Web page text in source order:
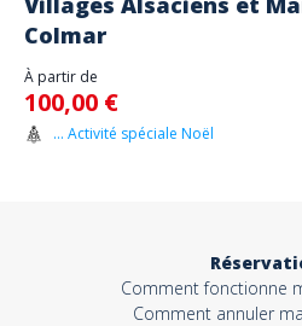
Colmar
À partir de
100,00 €
... Activité spéciale Noël
Comment fonctionne
Comment annuler